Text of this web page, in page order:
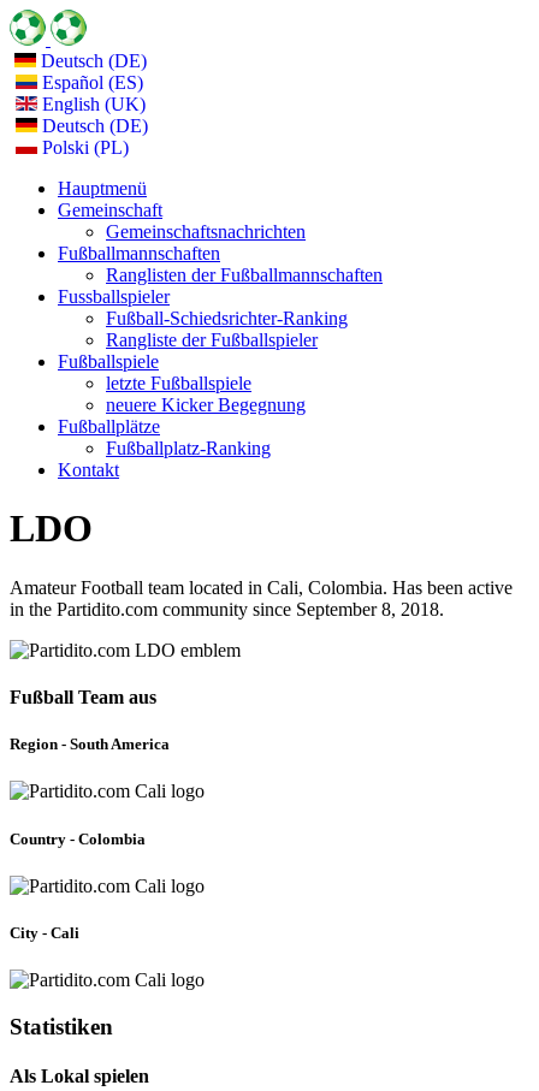
Deutsch (DE)
Español (ES)
English (UK)
Deutsch (DE)
Polski (PL)
Hauptmenü
Gemeinschaft
Gemeinschaftsnachrichten
Fußballmannschaften
Ranglisten der Fußballmannschaften
Fussballspieler
Fußball-Schiedsrichter-Ranking
Rangliste der Fußballspieler
Fußballspiele
letzte Fußballspiele
neuere Kicker Begegnung
Fußballplätze
Fußballplatz-Ranking
Kontakt
LDO
Amateur Football team located in Cali, Colombia. Has been active
in the Partidito.com community since September 8, 2018.
Fußball Team aus
Region - South America
Country - Colombia
City - Cali
Statistiken
Als Lokal spielen